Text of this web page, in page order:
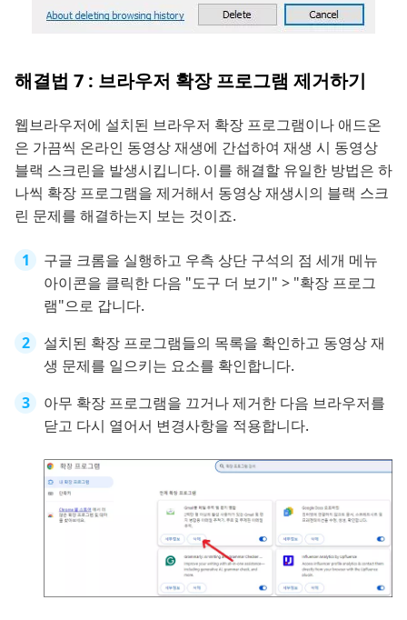
해결법 7 : 브라우저 확장 프로그램 제거하기
웹브라우저에 설치된 브라우저 확장 프로그램이나 애드온
은 가끔씩 온라인 동영상 재생에 간섭하여 재생 시 동영상
블랙 스크린을 발생시킵니다. 이를 해결할 유일한 방법은 하
나씩 확장 프로그램을 제거해서 동영상 재생시의 블랙 스크
린 문제를 해결하는지 보는 것이죠.
구글 크롬을 실행하고 우측 상단 구석의 점 세개 메뉴
아이콘을 클릭한 다음 "도구 더 보기" > "확장 프로그
램"으로 갑니다.
설치된 확장 프로그램들의 목록을 확인하고 동영상 재
생 문제를 일으키는 요소를 확인합니다.
아무 확장 프로그램을 끄거나 제거한 다음 브라우저를
닫고 다시 열어서 변경사항을 적용합니다.